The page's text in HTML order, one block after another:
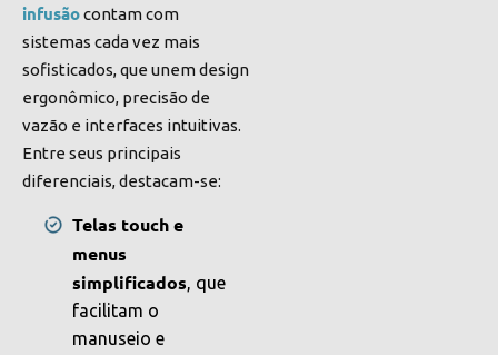
infusãocontam com
sistemas cada vez mais
sofisticados, que unem design
ergonômico, precisão de
vazão e interfaces intuitivas.
Entre seus principais
diferenciais, destacam-se:
Telas touch e
menus
simplificados, que
facilitam o
manuseio e